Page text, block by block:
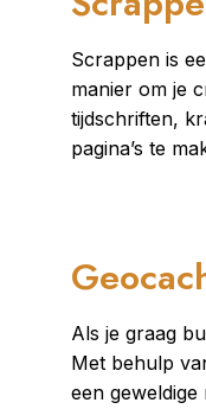
Scrappen is
manier om je
tijdschriften,
pagina’s te
Als je graag
Met behulp
een